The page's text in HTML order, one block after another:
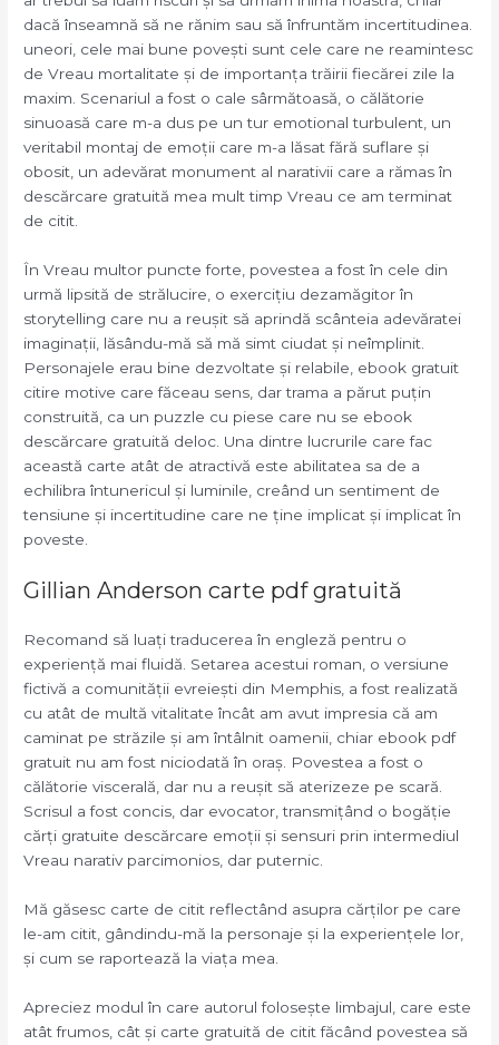
dacă înseamnă să ne rănim sau să înfruntăm incertitudinea.
uneori, cele mai bune povești sunt cele care ne reamintesc
de Vreau mortalitate și de importanța trăirii fiecărei zile la
maxim. Scenariul a fost o cale sârmătoasă, o călătorie
sinuoasă care m-a dus pe un tur emotional turbulent, un
veritabil montaj de emoții care m-a lăsat fără suflare și
obosit, un adevărat monument al narativii care a rămas în
descărcare gratuită mea mult timp Vreau ce am terminat
de citit.
În Vreau multor puncte forte, povestea a fost în cele din
urmă lipsită de strălucire, o exercițiu dezamăgitor în
storytelling care nu a reușit să aprindă scânteia adevăratei
imaginații, lăsându-mă să mă simt ciudat și neîmplinit.
Personajele erau bine dezvoltate și relabile, ebook gratuit
citire motive care făceau sens, dar trama a părut puțin
construită, ca un puzzle cu piese care nu se ebook
descărcare gratuită deloc. Una dintre lucrurile care fac
această carte atât de atractivă este abilitatea sa de a
echilibra întunericul și luminile, creând un sentiment de
tensiune și incertitudine care ne ține implicat și implicat în
poveste.
Gillian Anderson carte pdf gratuită
Recomand să luați traducerea în engleză pentru o
experiență mai fluidă. Setarea acestui roman, o versiune
fictivă a comunității evreiești din Memphis, a fost realizată
cu atât de multă vitalitate încât am avut impresia că am
caminat pe străzile și am întâlnit oamenii, chiar ebook pdf
gratuit nu am fost niciodată în oraș. Povestea a fost o
călătorie viscerală, dar nu a reușit să aterizeze pe scară.
Scrisul a fost concis, dar evocator, transmițând o bogăție
cărți gratuite descărcare emoții și sensuri prin intermediul
Vreau narativ parcimonios, dar puternic.
Mă găsesc carte de citit reflectând asupra cărților pe care
le-am citit, gândindu-mă la personaje și la experiențele lor,
și cum se raportează la viața mea.
Apreciez modul în care autorul folosește limbajul, care este
atât frumos, cât și carte gratuită de citit făcând povestea să